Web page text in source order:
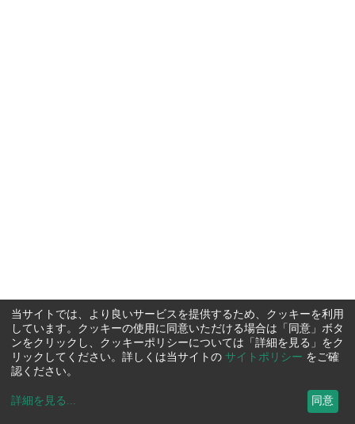
当サイトでは、より良いサービスを提供するため、クッキーを利用
しています。クッキーの使用に同意いただける場合は「同意」ボタ
ンをクリックし、クッキーポリシーについては「詳細を見る」をク
リックしてください。詳しくは当サイトの サイトポリシー をご確
認ください。
詳細を見る ... 同意